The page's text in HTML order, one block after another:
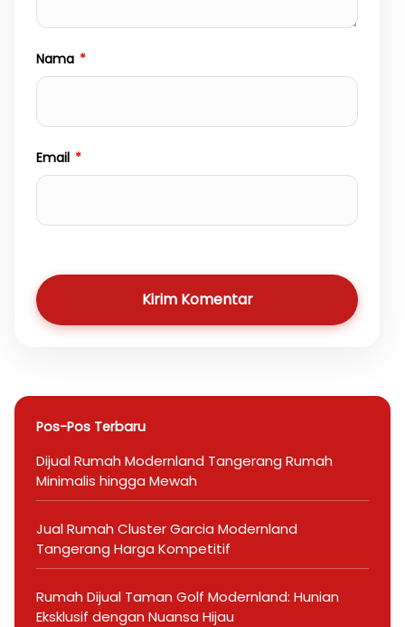
Nama *
Email *
Kirim Komentar
Pos-Pos Terbaru
Dijual Rumah Modernland Tangerang Rumah
Minimalis hingga Mewah
Jual Rumah Cluster Garcia Modernland
Tangerang Harga Kompetitif
Rumah Dijual Taman Golf Modernland: Hunian
Eksklusif dengan Nuansa Hijau